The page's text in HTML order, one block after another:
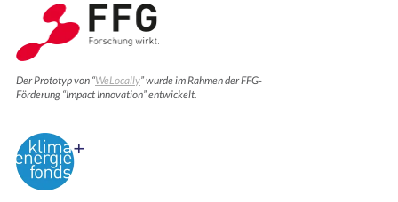
Der Prototyp von “WeLocally” wurde im Rahmen der FFG-
Förderung “Impact Innovation” entwickelt.